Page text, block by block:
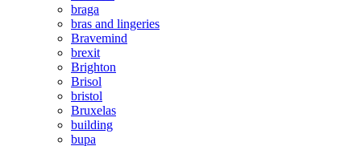
braga
bras and lingeries
Bravemind
brexit
Brighton
Brisol
bristol
Bruxelas
building
bupa